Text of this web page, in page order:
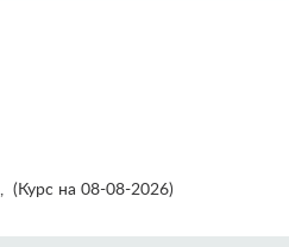
, (Курс на 08-08-2026)